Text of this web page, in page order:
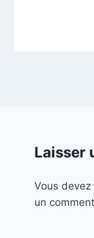
Laisser
Vous devez
un